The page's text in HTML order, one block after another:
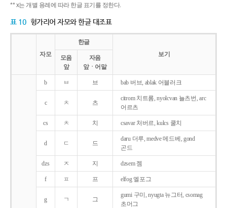
** x는 개별 용례에 따라 한글 표기를 정한다.
표 10 헝가리어 자모와 한글 대조표
자모
한글
보기
모음
앞
자음
앞ㆍ어말
b ㅂ 브 bab 버브, ablak 어블러크
c ㅊ 츠
citrom 치트롬, nyolcvan 뇰츠번, arc
어르츠
cs ㅊ 치 csavar 처버르, kulcs 쿨치
d ㄷ 드
daru 더루, medve 메드베, gond
곤드
dzs ㅈ 지 dzsem 젬
f ㅍ 프 elfog 엘포그
g ㄱ 그
gumi 구미, nyugta 뉴그터, csomag
초머그